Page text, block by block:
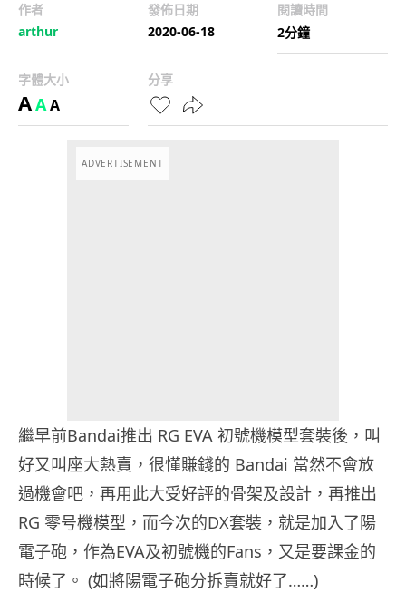
作者
arthur
發佈日期
2020-06-18
閱讀時間
2分鐘
字體大小
AAA
分享
ADVERTISEMENT
繼早前Bandai推出 RG EVA 初號機模型套裝後，叫
好又叫座大熱賣，很懂賺錢的 Bandai 當然不會放
過機會吧，再用此大受好評的骨架及設計，再推出
RG 零号機模型，而今次的DX套裝，就是加入了陽
電子砲，作為EVA及初號機的Fans，又是要課金的
時候了。 (如將陽電子砲分拆賣就好了……)